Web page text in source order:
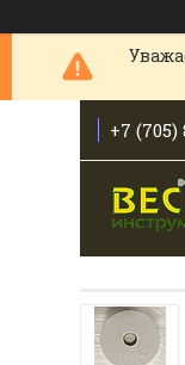
+7 (705)